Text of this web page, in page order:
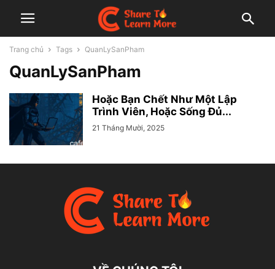
Trang chủ Tags QuanLySanPham
QuanLySanPham
Hoặc Bạn Chết Như Một Lập
Trình Viên, Hoặc Sống Đủ...
21 Tháng Mười, 2025